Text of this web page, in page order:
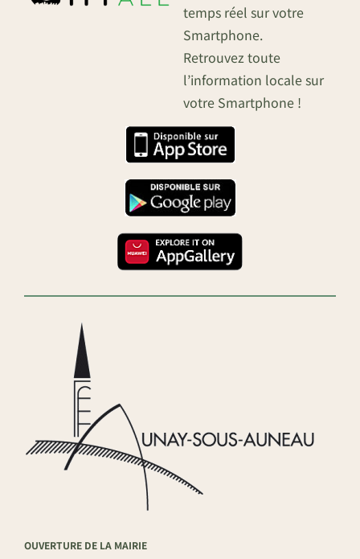
temps réel sur votre
Smartphone.
Retrouvez toute
l’information locale sur
votre Smartphone !
OUVERTURE DE LA MAIRIE